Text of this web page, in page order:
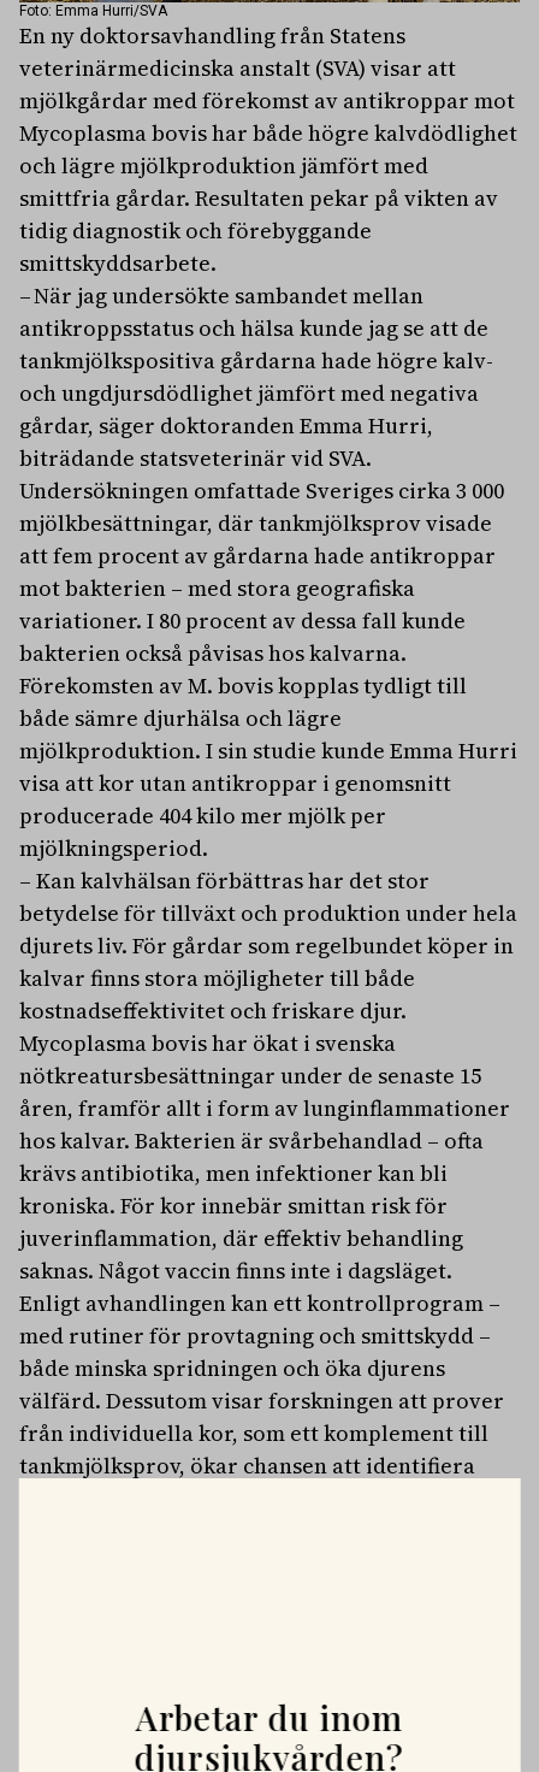
Foto: Emma Hurri/SVA
En ny doktorsavhandling från Statens
veterinärmedicinska anstalt (SVA) visar att
mjölkgårdar med förekomst av antikroppar mot
Mycoplasma bovis har både högre kalvdödlighet
och lägre mjölkproduktion jämfört med
smittfria gårdar. Resultaten pekar på vikten av
tidig diagnostik och förebyggande
smittskyddsarbete.
– När jag undersökte sambandet mellan
antikroppsstatus och hälsa kunde jag se att de
tankmjölkspositiva gårdarna hade högre kalv-
och ungdjursdödlighet jämfört med negativa
gårdar, säger doktoranden Emma Hurri,
biträdande statsveterinär vid SVA.
Undersökningen omfattade Sveriges cirka 3 000
mjölkbesättningar, där tankmjölksprov visade
att fem procent av gårdarna hade antikroppar
mot bakterien – med stora geografiska
variationer. I 80 procent av dessa fall kunde
bakterien också påvisas hos kalvarna.
Förekomsten av M. bovis kopplas tydligt till
både sämre djurhälsa och lägre
mjölkproduktion. I sin studie kunde Emma Hurri
visa att kor utan antikroppar i genomsnitt
producerade 404 kilo mer mjölk per
mjölkningsperiod.
– Kan kalvhälsan förbättras har det stor
betydelse för tillväxt och produktion under hela
djurets liv. För gårdar som regelbundet köper in
kalvar finns stora möjligheter till både
kostnadseffektivitet och friskare djur.
Mycoplasma bovis har ökat i svenska
nötkreatursbesättningar under de senaste 15
åren, framför allt i form av lunginflammationer
hos kalvar. Bakterien är svårbehandlad – ofta
krävs antibiotika, men infektioner kan bli
kroniska. För kor innebär smittan risk för
juverinflammation, där effektiv behandling
saknas. Något vaccin finns inte i dagsläget.
Enligt avhandlingen kan ett kontrollprogram –
med rutiner för provtagning och smittskydd –
både minska spridningen och öka djurens
välfärd. Dessutom visar forskningen att prover
från individuella kor, som ett komplement till
tankmjölksprov, ökar chansen att identifiera
Vi befinner oss i en mycket spännande fas. Rembackens
Djursjukhus – Uppsalas ledande djursjukhus – expanderar
Arbetar du inom
djursjukvården?